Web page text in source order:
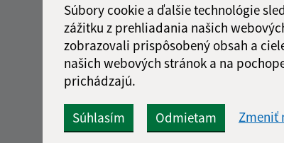
Súbory cookie a ďalšie technológie
zážitku z prehliadania našich
zobrazovali prispôsobený obsah a
našich webových stránok a na
prichádzajú.
Súhlasím Odmietam Zmeniť